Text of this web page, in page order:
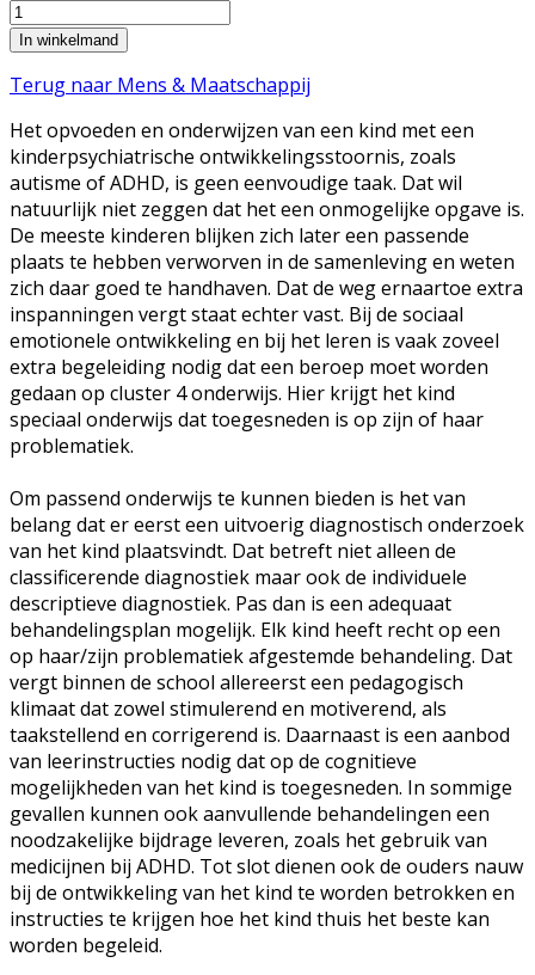
Terug naar Mens & Maatschappij
Het opvoeden en onderwijzen van een kind met een
kinderpsychiatrische ontwikkelingsstoornis, zoals
autisme of ADHD, is geen eenvoudige taak. Dat wil
natuurlijk niet zeggen dat het een onmogelijke opgave is.
De meeste kinderen blijken zich later een passende
plaats te hebben verworven in de samenleving en weten
zich daar goed te handhaven. Dat de weg ernaartoe extra
inspanningen vergt staat echter vast. Bij de sociaal
emotionele ontwikkeling en bij het leren is vaak zoveel
extra begeleiding nodig dat een beroep moet worden
gedaan op cluster 4 onderwijs. Hier krijgt het kind
speciaal onderwijs dat toegesneden is op zijn of haar
problematiek.
Om passend onderwijs te kunnen bieden is het van
belang dat er eerst een uitvoerig diagnostisch onderzoek
van het kind plaatsvindt. Dat betreft niet alleen de
classificerende diagnostiek maar ook de individuele
descriptieve diagnostiek. Pas dan is een adequaat
behandelingsplan mogelijk. Elk kind heeft recht op een
op haar/zijn problematiek afgestemde behandeling. Dat
vergt binnen de school allereerst een pedagogisch
klimaat dat zowel stimulerend en motiverend, als
taakstellend en corrigerend is. Daarnaast is een aanbod
van leerinstructies nodig dat op de cognitieve
mogelijkheden van het kind is toegesneden. In sommige
gevallen kunnen ook aanvullende behandelingen een
noodzakelijke bijdrage leveren, zoals het gebruik van
medicijnen bij ADHD. Tot slot dienen ook de ouders nauw
bij de ontwikkeling van het kind te worden betrokken en
instructies te krijgen hoe het kind thuis het beste kan
worden begeleid.